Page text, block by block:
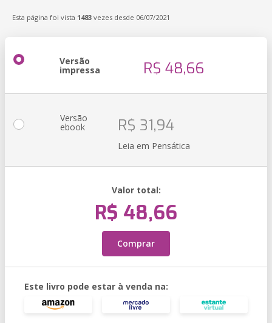
Esta página foi vista 1483 vezes desde 06/07/2021
Versão
impressa R$ 48,66
Versão
ebook R$ 31,94
Leia em Pensática
Valor total:
R$ 48,66
Comprar
Este livro pode estar à venda na: